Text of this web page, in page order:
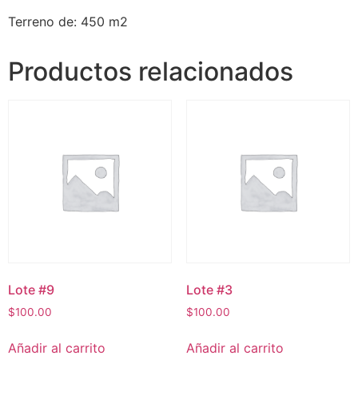
Terreno de: 450 m2
Productos relacionados
Lote #9
$100.00
Añadir al carrito
Lote #3
$100.00
Añadir al carrito